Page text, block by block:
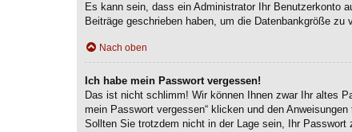
Es kann sein, dass ein Administrator Ihr Benutzerkonto
Beiträge geschrieben haben, um die Datenbankgröße
Nach oben
Ich habe mein Passwort vergessen!
Das ist nicht schlimm! Wir können Ihnen zwar Ihr altes
mein Passwort vergessen“ klicken und den
Sollten Sie trotzdem nicht in der Lage sein, Ihr